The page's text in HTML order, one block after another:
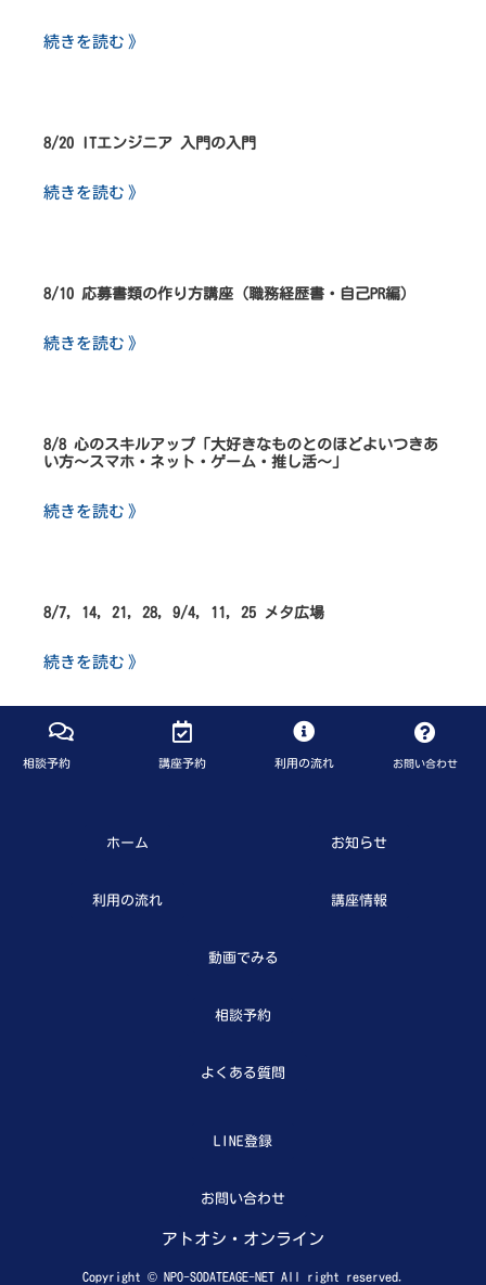
続きを読む 》
8/20 ITエンジニア 入門の入門
続きを読む 》
8/10 応募書類の作り方講座（職務経歴書・自己PR編）
続きを読む 》
8/8 心のスキルアップ「大好きなものとのほどよいつきあ
い方～スマホ・ネット・ゲーム・推し活～」
続きを読む 》
8/7, 14, 21, 28, 9/4, 11, 25 メタ広場
続きを読む 》
相談予約 講座予約 利用の流れ お問い合わせ
ホーム お知らせ
利用の流れ 講座情報
動画でみる
相談予約
よくある質問
LINE登録
お問い合わせ
アトオシ・オンライン
Copyright © NPO-SODATEAGE-NET All right reserved.